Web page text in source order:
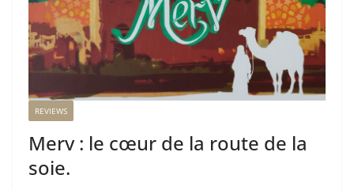
REVIEWS
Merv : le cœur de la route de la
soie.